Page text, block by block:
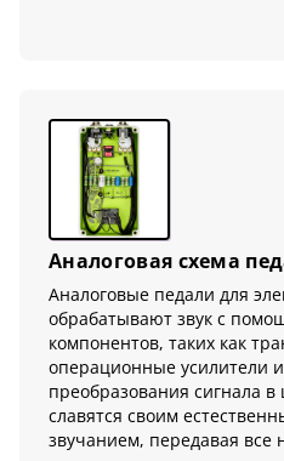
Аналоговая схема
Аналоговые педали для
обрабатывают звук с
компонентов, таких как
операционные усилители
преобразования сигнала
славятся своим
звучанием, передавая все